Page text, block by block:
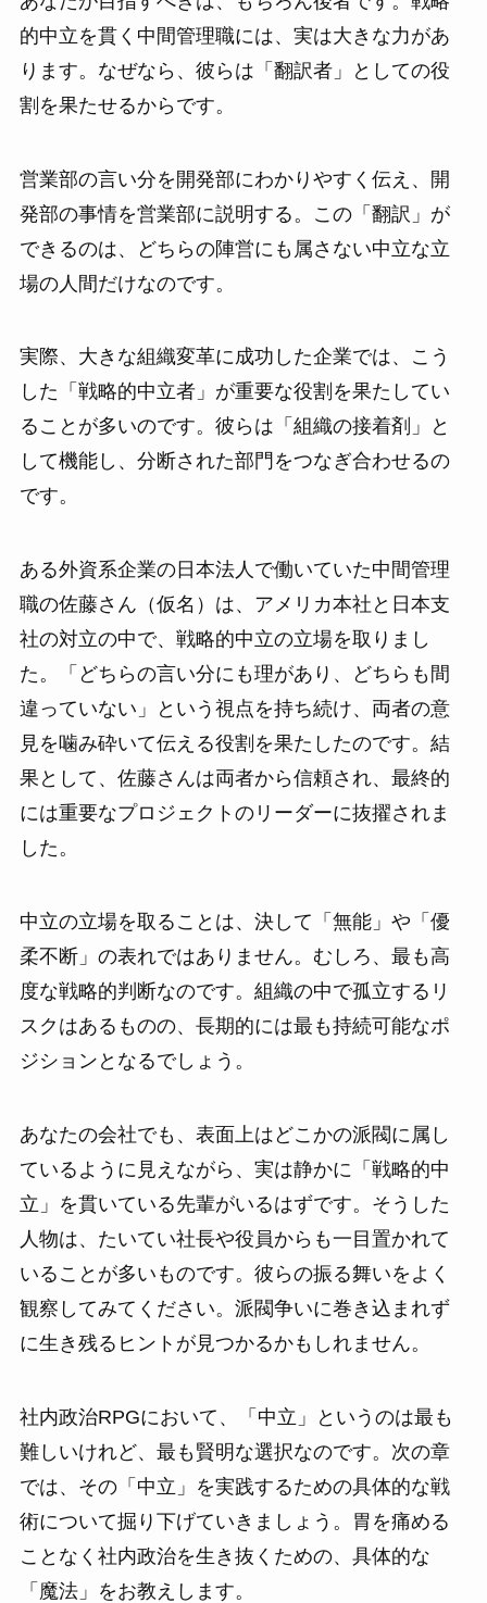
的中立を貫く中間管理職には、実は大きな力があ
ります。なぜなら、彼らは「翻訳者」としての役
割を果たせるからです。
営業部の言い分を開発部にわかりやすく伝え、開
発部の事情を営業部に説明する。この「翻訳」が
できるのは、どちらの陣営にも属さない中立な立
場の人間だけなのです。
実際、大きな組織変革に成功した企業では、こう
した「戦略的中立者」が重要な役割を果たしてい
ることが多いのです。彼らは「組織の接着剤」と
して機能し、分断された部門をつなぎ合わせるの
です。
ある外資系企業の日本法人で働いていた中間管理
職の佐藤さん（仮名）は、アメリカ本社と日本支
社の対立の中で、戦略的中立の立場を取りまし
た。「どちらの言い分にも理があり、どちらも間
違っていない」という視点を持ち続け、両者の意
見を噛み砕いて伝える役割を果たしたのです。結
果として、佐藤さんは両者から信頼され、最終的
には重要なプロジェクトのリーダーに抜擢されま
した。
中立の立場を取ることは、決して「無能」や「優
柔不断」の表れではありません。むしろ、最も高
度な戦略的判断なのです。組織の中で孤立するリ
スクはあるものの、長期的には最も持続可能なポ
ジションとなるでしょう。
あなたの会社でも、表面上はどこかの派閥に属し
ているように見えながら、実は静かに「戦略的中
立」を貫いている先輩がいるはずです。そうした
人物は、たいてい社長や役員からも一目置かれて
いることが多いものです。彼らの振る舞いをよく
観察してみてください。派閥争いに巻き込まれず
に生き残るヒントが見つかるかもしれません。
社内政治RPGにおいて、「中立」というのは最も
難しいけれど、最も賢明な選択なのです。次の章
では、その「中立」を実践するための具体的な戦
術について掘り下げていきましょう。胃を痛める
ことなく社内政治を生き抜くための、具体的な
「魔法」をお教えします。